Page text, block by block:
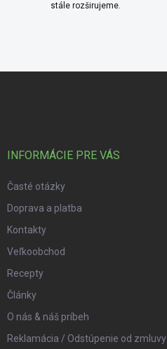
stále rozširujeme.
INFORMÁCIE PRE VÁS
Časté otázky
Doprava a platba
Kontakty
Veľkoobchod
Recepty
Články
O nás & náš príbeh
Reklamácia / Odstúpenie od zmluvy